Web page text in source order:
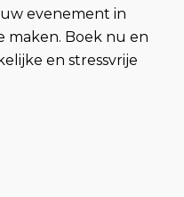
evenement in
maken. Boek nu en
en stressvrije